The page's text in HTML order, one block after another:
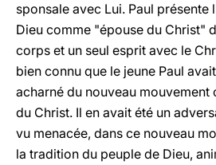
sponsale avec Lui. Paul présente
Dieu comme "épouse du Christ"
corps et un seul esprit avec le
bien connu que le jeune Paul
acharné du nouveau
du Christ. Il en avait été un
vu menacée, dans ce nouveau
la tradition du peuple de Dieu,